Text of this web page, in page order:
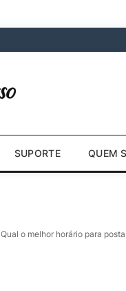
SUPORTE QUEM
Qual o melhor horário para